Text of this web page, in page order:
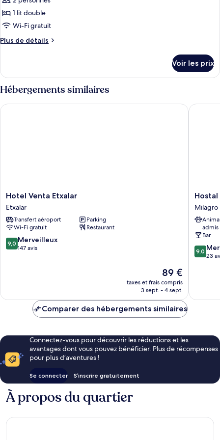
1 lit double
Wi-Fi gratuit
Plus de détails
Plus
le
type
de
chambre
Chambre
Voir les prix
Hébergements similaires
Hotel
Venta
Etxalar
Etxalar
Hotel Venta Etxalar
Etxalar
Transfert aéroport
Parking
Wi-Fi gratuit
Restaurant
9.0
sur
9,0 Merveilleux
147 avis
Le
nouveau
prix
de
89 €
taxes et frais compris
3 sept. - 4 sept.
Hotel Venta Etxalar
Hostal
Milagro
Hostal
Milagro
admis
Bar
9.0
sur
9,0
23
Hostal
Comparer des hébergements similaires
Connectez-vous pour découvrir les réductions et les
avantages dont vous pouvez bénéficier. Plus de récompenses
pour plus d’aventures !
Se connecter S’inscrire gratuitement
À propos du quartier